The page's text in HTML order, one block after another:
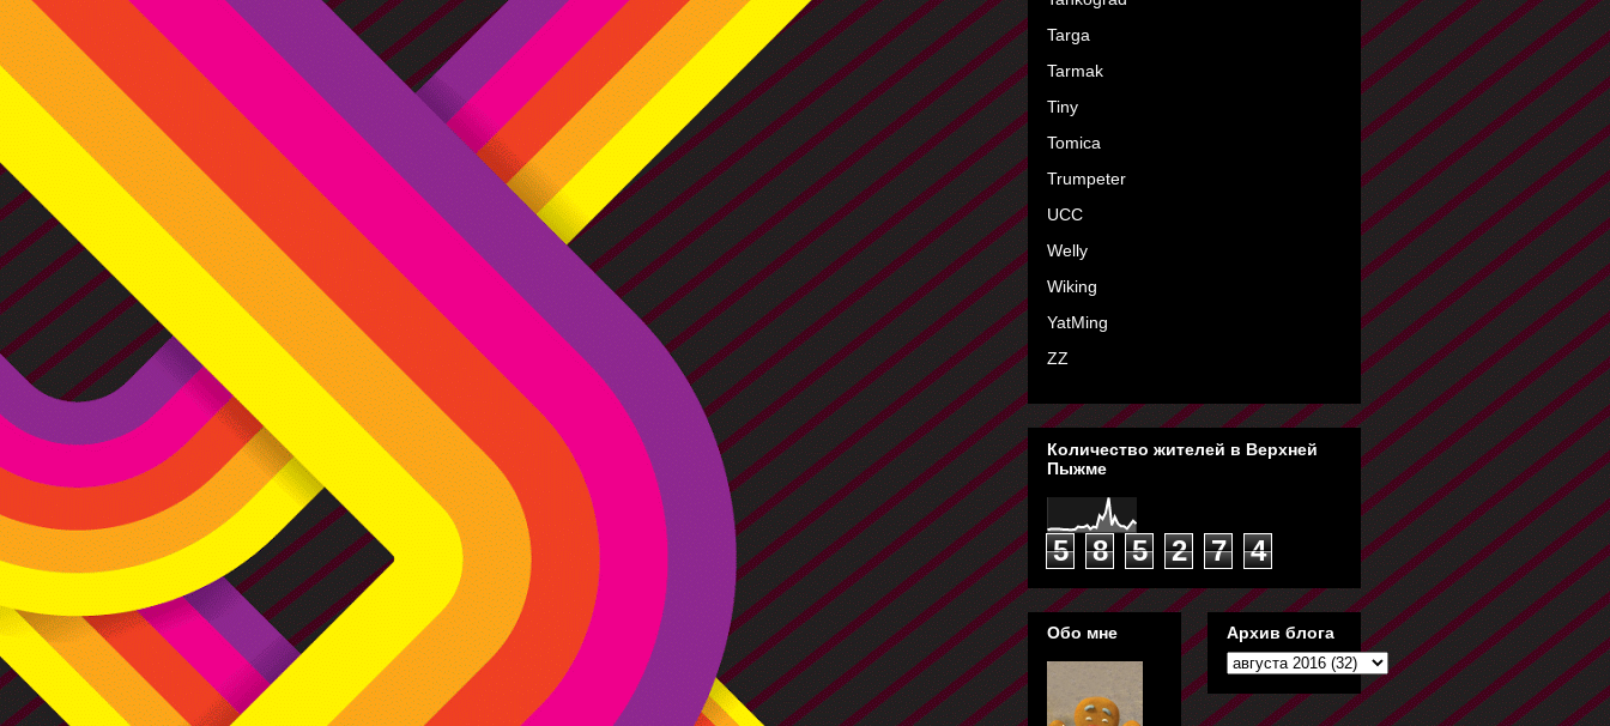
Targa
Tarmak
Tiny
Tomica
Trumpeter
UCC
Welly
Wiking
YatMing
ZZ
Количество жителей в Верхней
Пыжме
5 8 5 2 7 4
Обо мне Архив блога